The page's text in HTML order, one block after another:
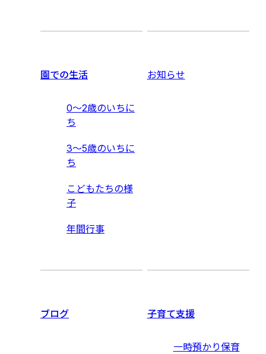
園での生活
0〜2歳のいちに
ち
3〜5歳のいちに
ち
こどもたちの様
子
年間行事
お知らせ
ブログ 子育て支援
一時預かり保育